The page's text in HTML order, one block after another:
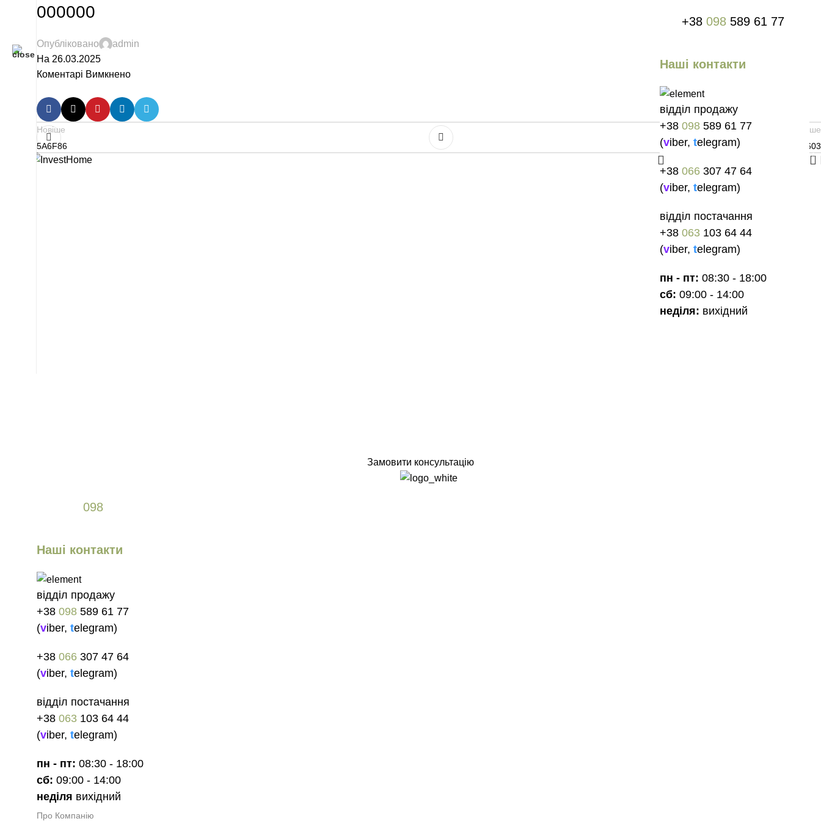
+38098589 61 77
Наші контакти
відділ продажу
+38 098 589 61 77
(viber, telegram)
+38 066 307 47 64
(viber, telegram)
відділ постачання
+38 063 103 64 44
(viber, telegram)
пн - пт: 08:30 - 18:00
сб: 09:00 - 14:00
неділя: вихідний
0
000000
Опубліковано
admin
На 26.03.2025
Коментарі Вимкнено
Новіше
5A6F86
Старіше
442603
Замовити консультацію
098589 61 77
Наші контакти
відділ продажу
+38 098 589 61 77
(viber, telegram)
+38 066 307 47 64
(viber, telegram)
відділ постачання
+38 063 103 64 44
(viber, telegram)
пн - пт: 08:30 - 18:00
сб: 09:00 - 14:00
неділя вихідний
Про Компанію